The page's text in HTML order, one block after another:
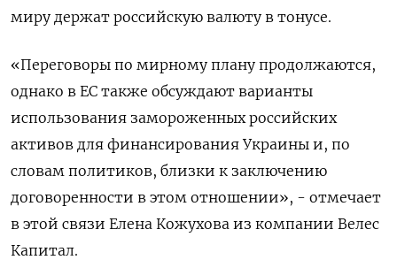
миру держат российскую валюту в тонусе.
«Переговоры по мирному плану продолжаются,
однако в ЕС также обсуждают варианты
использования замороженных российских
активов для финансирования Украины и, по
словам политиков, близки к заключению
договоренности в этом отношении», - отмечает
в этой связи Елена Кожухова из компании Велес
Капитал.